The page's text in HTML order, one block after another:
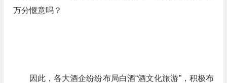
万分惬意吗？
因此，各大酒企纷纷布局白酒“酒文化旅游”，积极布